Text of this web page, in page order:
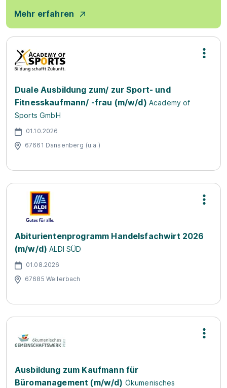
Mehr erfahren
Duale Ausbildung zum/ zur Sport- und
Fitnesskaufmann/ -frau (m/w/d) Academy of
Sports GmbH
01.10.2026
67661 Dansenberg (u.a.)
Abiturientenprogramm Handelsfachwirt 2026
(m/w/d) ALDI SÜD
01.08.2026
67685 Weilerbach
Ausbildung zum Kaufmann für
Büromanagement (m/w/d) Ökumenisches